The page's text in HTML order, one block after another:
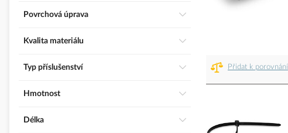
Přidat k porovnání
Povrchová úprava
Kvalita materiálu
Typ příslušenství
Hmotnost
Délka